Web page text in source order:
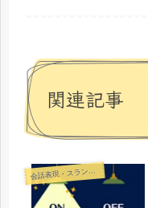
関連記事
会話表現・スラング・ことわざ